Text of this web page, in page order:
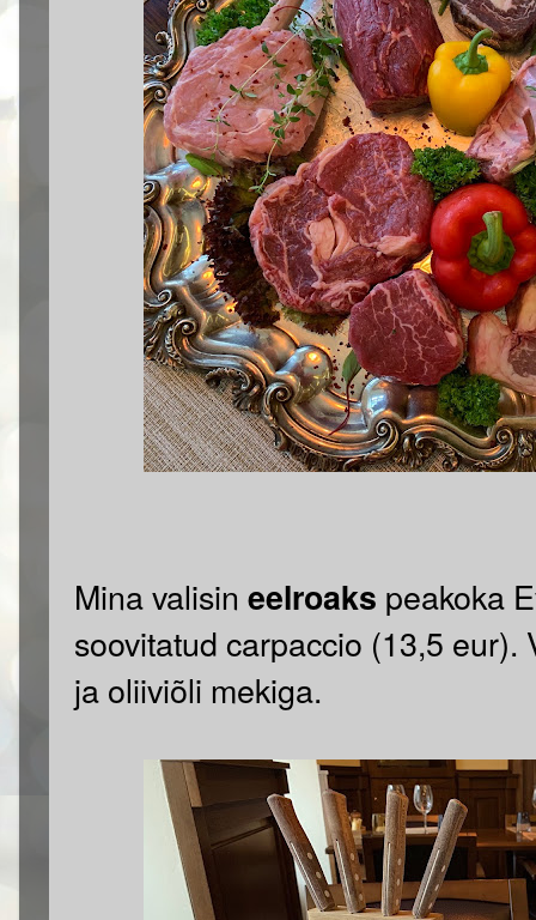
Mina valisin eelroaks peakoka
soovitatud carpaccio (13,5
ja oliiviõli mekiga.